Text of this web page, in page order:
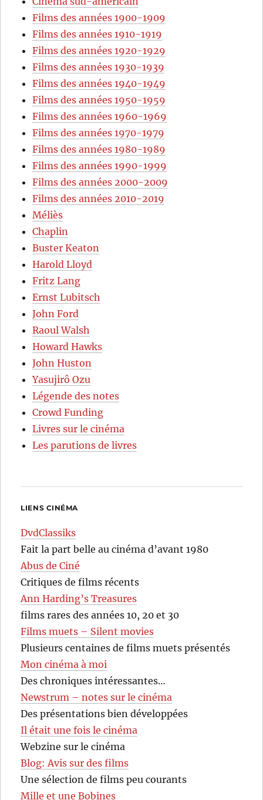
Films des années 1900-1909
Films des années 1910-1919
Films des années 1920-1929
Films des années 1930-1939
Films des années 1940-1949
Films des années 1950-1959
Films des années 1960-1969
Films des années 1970-1979
Films des années 1980-1989
Films des années 1990-1999
Films des années 2000-2009
Films des années 2010-2019
Méliès
Chaplin
Buster Keaton
Harold Lloyd
Fritz Lang
Ernst Lubitsch
John Ford
Raoul Walsh
Howard Hawks
John Huston
Yasujirô Ozu
Légende des notes
Crowd Funding
Livres sur le cinéma
Les parutions de livres
LIENS CINÉMA
DvdClassiks
Fait la part belle au cinéma d’avant 1980
Abus de Ciné
Critiques de films récents
Ann Harding’s Treasures
films rares des années 10, 20 et 30
Films muets – Silent movies
Plusieurs centaines de films muets présentés
Mon cinéma à moi
Des chroniques intéressantes…
Newstrum – notes sur le cinéma
Des présentations bien développées
Il était une fois le cinéma
Webzine sur le cinéma
Blog: Avis sur des films
Une sélection de films peu courants
Mille et une Bobines